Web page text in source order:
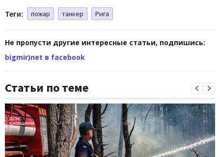
Теги: пожар танкер Рига
Не пропусти другие интересные статьи, подпишись:
bigmir)net в facebook
Статьи по теме